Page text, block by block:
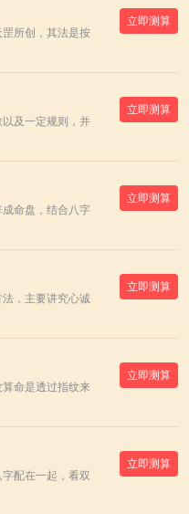
所创，其法是按
立即测算
及一定规则，并
立即测算
命盘，结合八字
立即测算
，主要讲究心诚
立即测算
命是透过指纹来
立即测算
配在一起，看双
立即测算